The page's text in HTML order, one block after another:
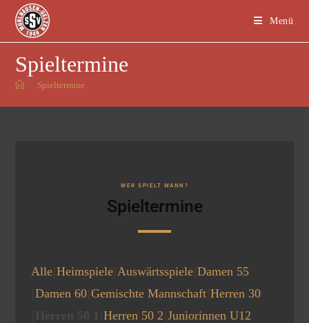
Menü
Spieltermine
> Spieltermine
WER SPIELT WANN?
Spieltermine
Alle Heimspiele Auswärtsspiele Damen 55
Damen 60 Gemischte Mannschaft Herren 30
Herren 50 2 Juniorinnen U12